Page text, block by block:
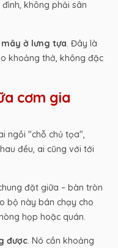
không phải sân
ở lưng tựa . Đây là
khoảng thở, không đặc
cơm gia
ngồi "chỗ chủ tọa",
đều, ai cũng với tới
đặt giữa – bàn tròn
bộ này bán chạy cho
họp hoặc quán.
được . Nó cần khoảng